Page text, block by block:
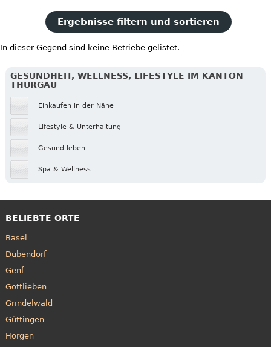
Ergebnisse filtern und sortieren
In dieser Gegend sind keine Betriebe gelistet.
GESUNDHEIT, WELLNESS, LIFESTYLE IM KANTON
THURGAU
Einkaufen in der Nähe
Lifestyle & Unterhaltung
Gesund leben
Spa & Wellness
BELIEBTE ORTE
Basel
Dübendorf
Genf
Gottlieben
Grindelwald
Güttingen
Horgen